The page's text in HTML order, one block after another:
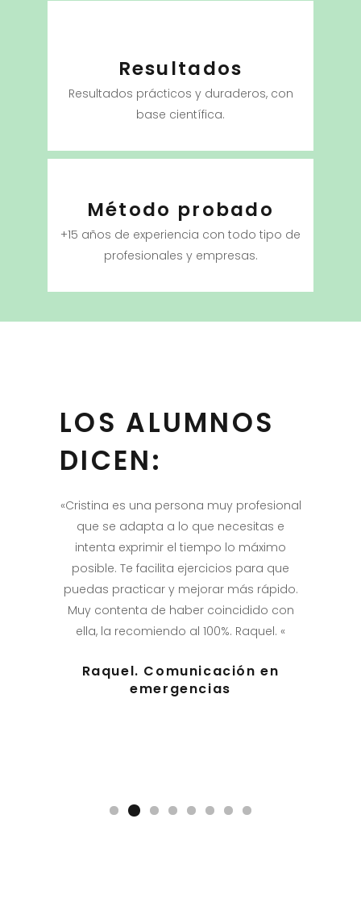
Resultados
Resultados prácticos y duraderos, con
base científica.
Método probado
+15 años de experiencia con todo tipo de
profesionales y empresas.
LOS ALUMNOS
DICEN:
«Cristina es una persona muy profesional
que se adapta a lo que necesitas e
intenta exprimir el tiempo lo máximo
posible. Te facilita ejercicios para que
puedas practicar y mejorar más rápido.
Muy contenta de haber coincidido con
ella, la recomiendo al 100%. Raquel. «
Raquel. Comunicación en
emergencias